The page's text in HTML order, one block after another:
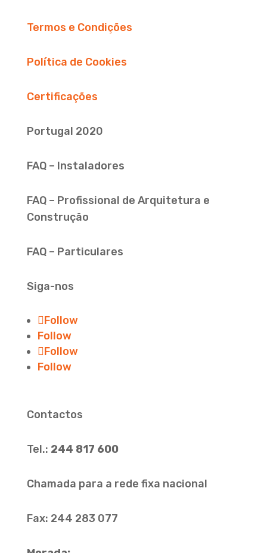
Termos e Condições
Política de Cookies
Certificações
Portugal 2020
FAQ – Instaladores
FAQ – Profissional de Arquitetura e
Construção
FAQ – Particulares
Siga-nos
Follow
Follow
Follow
Follow
Contactos
Tel.: 244 817 600
Chamada para a rede fixa nacional
Fax: 244 283 077